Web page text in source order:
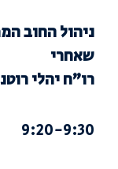
ניהול החוב
שאחרי
רו”ח יהלי
9:20-9:30